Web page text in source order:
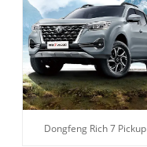
Dongfeng Rich 7 Pickup